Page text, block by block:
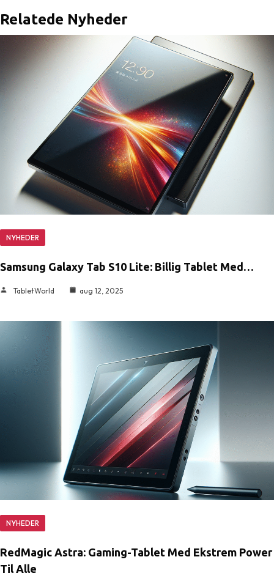
Relatede Nyheder
NYHEDER
Samsung Galaxy Tab S10 Lite: Billig Tablet Med…
TabletWorld aug 12, 2025
NYHEDER
RedMagic Astra: Gaming-Tablet Med Ekstrem Power
Til Alle